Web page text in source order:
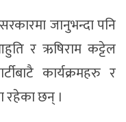
जानुभन्दा पनि
र ऋषिराम कट्टेल
कार्यक्रमहरु र
रहेका छन् ।